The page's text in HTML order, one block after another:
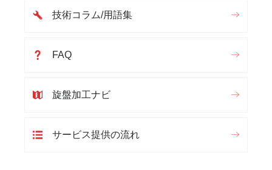
技術コラム/用語集
FAQ
旋盤加工ナビ
サービス提供の流れ